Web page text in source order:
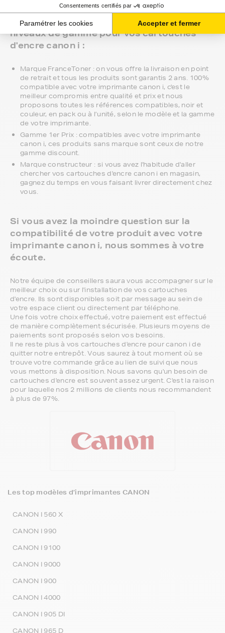
Vous aurez la possibilité de choisir entre 3
niveaux de gamme pour vos cartouches
d'encre canon i :
Marque FranceToner : on vous offre la livraison en point
de retrait et tous les produits sont garantis 2 ans. 100%
compatible avec votre imprimante canon i, c'est le
meilleur compromis entre qualité et prix et nous
proposons toutes les références compatibles, noir et
couleur, en pack ou à l’unité, selon le modèle et la gamme
de votre imprimante.
Gamme 1er Prix : compatibles avec votre imprimante
canon i, ces produits sans marque sont ceux de notre
gamme discount.
Marque constructeur : si vous avez l'habitude d'aller
chercher vos cartouches d'encre canon i en magasin,
gagnez du temps en vous faisant livrer directement chez
vous.
Si vous avez la moindre question sur la
compatibilité de votre produit avec votre
imprimante canon i, nous sommes à votre
écoute.
Notre équipe de conseillers saura vous accompagner sur le
meilleur choix ou sur l'installation de vos cartouches
d'encre. Ils sont disponibles soit par message au sein de
votre espace client ou directement par téléphone.
Une fois votre choix effectué, votre paiement est effectué
de manière complètement sécurisée. Plusieurs moyens de
paiements sont proposés selon vos besoins.
Il ne reste plus à vos cartouches d'encre pour canon i de
quitter notre entrepôt. Vous saurez à tout moment où se
trouve votre commande grâce au lien de suivi que nous
vous mettons à disposition. Nous savons qu'un besoin de
cartouches d'encre est souvent assez urgent. C'est la raison
pour laquelle nos 2 millions de clients nous recommandent
à plus de 97%.
Les top modèles d’imprimantes CANON
CANON I 560 X
CANON I 990
CANON I 9100
CANON I 9000
CANON I 900
CANON I 4000
CANON I 905 DI
CANON I 965 D